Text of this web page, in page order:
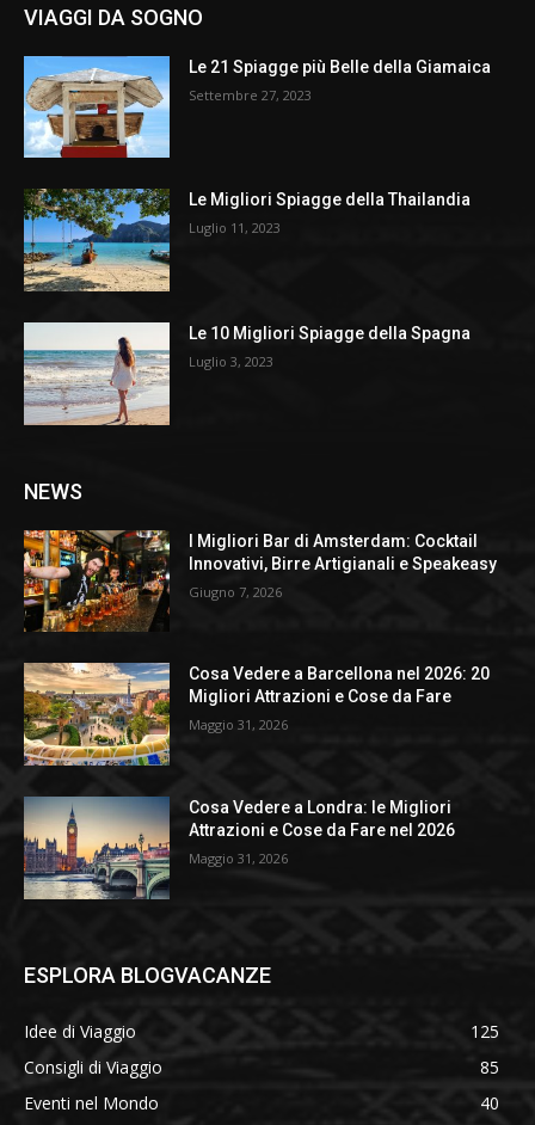
VIAGGI DA SOGNO
Le 21 Spiagge più Belle della Giamaica
Settembre 27, 2023
Le Migliori Spiagge della Thailandia
Luglio 11, 2023
Le 10 Migliori Spiagge della Spagna
Luglio 3, 2023
NEWS
I Migliori Bar di Amsterdam: Cocktail
Innovativi, Birre Artigianali e Speakeasy
Giugno 7, 2026
Cosa Vedere a Barcellona nel 2026: 20
Migliori Attrazioni e Cose da Fare
Maggio 31, 2026
Cosa Vedere a Londra: le Migliori
Attrazioni e Cose da Fare nel 2026
Maggio 31, 2026
ESPLORA BLOGVACANZE
Idee di Viaggio
125
Consigli di Viaggio
85
Eventi nel Mondo
40